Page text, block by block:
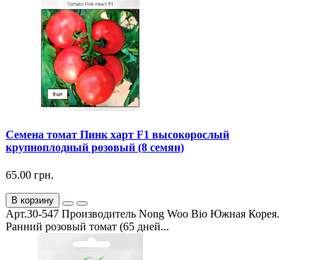
Семена томат Пинк харт F1 высокорослый
крупноплодный розовый (8 семян)
65.00 грн.
В корзину
Арт.30-547 Производитель Nong Woo Bio Южная Корея.
Ранний розовый томат (65 дней...